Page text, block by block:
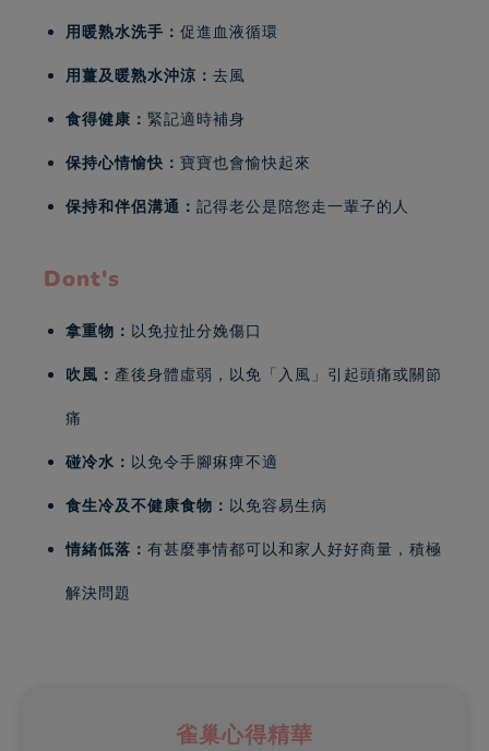
用暖熟水洗手： 促進血液循環
用薑及暖熟水沖涼： 去風
食得健康： 緊記適時補身
保持心情愉快： 寶寶也會愉快起來
保持和伴侶溝通： 記得老公是陪您走一輩子的人
Dont's
拿重物： 以免拉扯分娩傷口
吹風： 產後身體虛弱，以免「入風」引起頭痛或關節
痛
碰冷水： 以免令手腳痳痺不適
食生冷及不健康食物： 以免容易生病
情緒低落： 有甚麼事情都可以和家人好好商量，積極
解決問題
雀巢心得精華